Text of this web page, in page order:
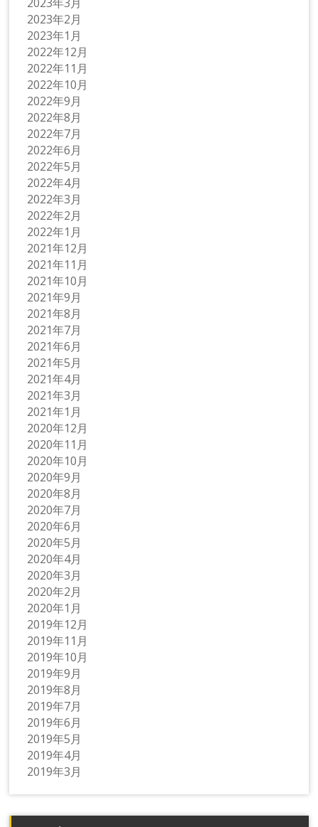
2023年3月
2023年2月
2023年1月
2022年12月
2022年11月
2022年10月
2022年9月
2022年8月
2022年7月
2022年6月
2022年5月
2022年4月
2022年3月
2022年2月
2022年1月
2021年12月
2021年11月
2021年10月
2021年9月
2021年8月
2021年7月
2021年6月
2021年5月
2021年4月
2021年3月
2021年1月
2020年12月
2020年11月
2020年10月
2020年9月
2020年8月
2020年7月
2020年6月
2020年5月
2020年4月
2020年3月
2020年2月
2020年1月
2019年12月
2019年11月
2019年10月
2019年9月
2019年8月
2019年7月
2019年6月
2019年5月
2019年4月
2019年3月